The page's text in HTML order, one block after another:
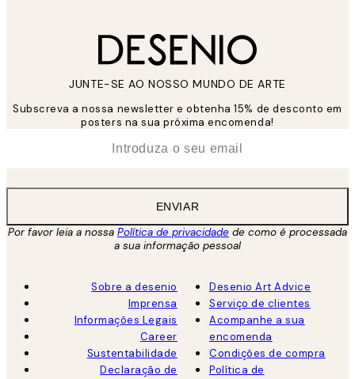
JUNTE-SE AO NOSSO MUNDO DE ARTE
Subscreva a nossa newsletter e obtenha 15% de desconto em
posters na sua próxima encomenda!
ENVIAR
Por favor leia a nossa Política de privacidade de como é processada
a sua informação pessoal
Sobre a desenio
Imprensa
Informações Legais
Career
Sustentabilidade
Declaração de
Desenio Art Advice
Serviço de clientes
Acompanhe a sua
encomenda
Condições de compra
Política de